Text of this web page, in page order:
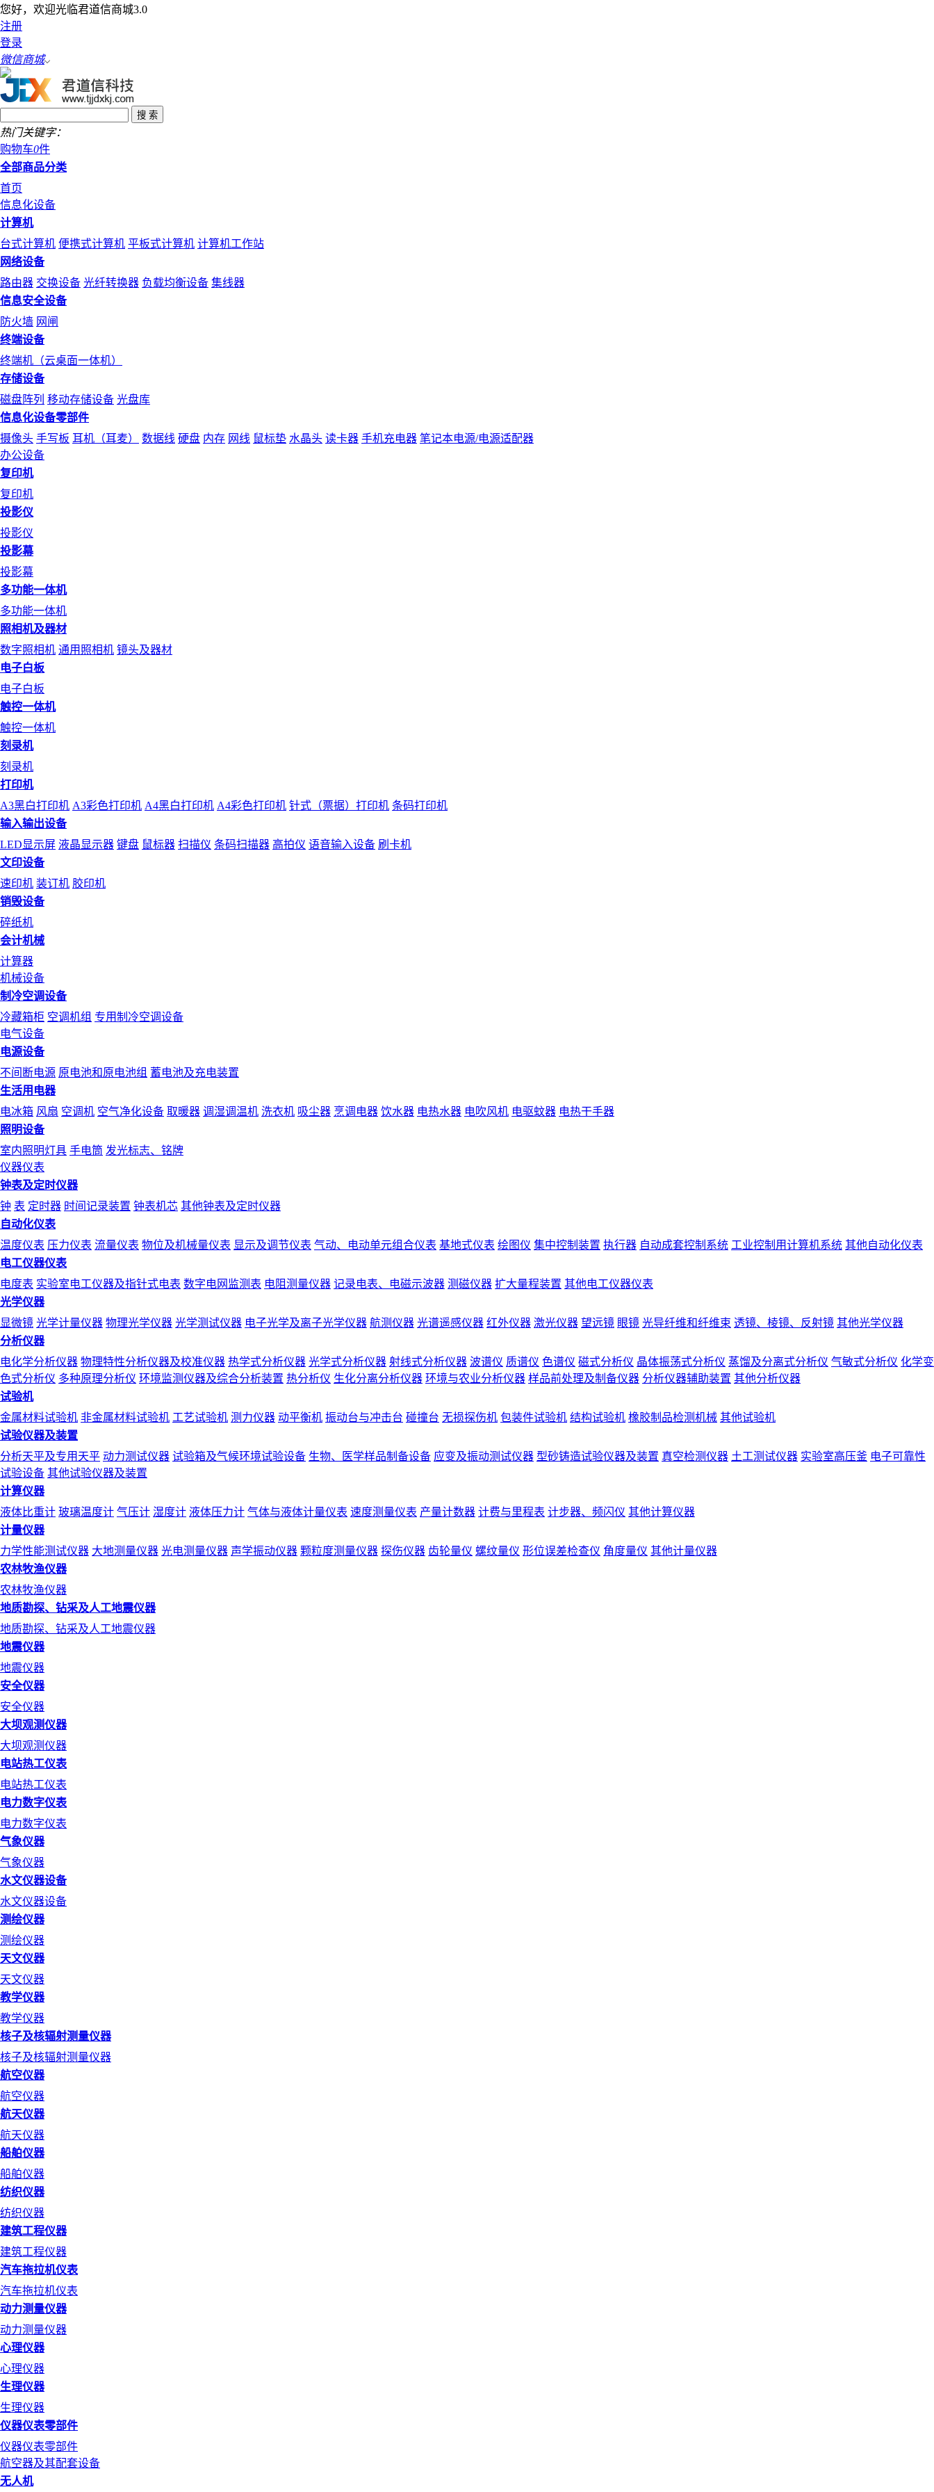
您好，欢迎光临君道信商城3.0
注册
登录
微信商城
热门关键字：
购物车0件
全部商品分类
首页
信息化设备
计算机
台式计算机 便携式计算机 平板式计算机 计算机工作站
网络设备
路由器 交换设备 光纤转换器 负载均衡设备 集线器
信息安全设备
防火墙 网闸
终端设备
终端机（云桌面一体机）
存储设备
磁盘阵列 移动存储设备 光盘库
信息化设备零部件
摄像头 手写板 耳机（耳麦） 数据线 硬盘 内存 网线 鼠标垫 水晶头 读卡器 手机充电器 笔记本电源/电源适配器
办公设备
复印机
复印机
投影仪
投影仪
投影幕
投影幕
多功能一体机
多功能一体机
照相机及器材
数字照相机 通用照相机 镜头及器材
电子白板
电子白板
触控一体机
触控一体机
刻录机
刻录机
打印机
A3黑白打印机 A3彩色打印机 A4黑白打印机 A4彩色打印机 针式（票据）打印机 条码打印机
输入输出设备
LED显示屏 液晶显示器 键盘 鼠标器 扫描仪 条码扫描器 高拍仪 语音输入设备 刷卡机
文印设备
速印机 装订机 胶印机
销毁设备
碎纸机
会计机械
计算器
机械设备
制冷空调设备
冷藏箱柜 空调机组 专用制冷空调设备
电气设备
电源设备
不间断电源 原电池和原电池组 蓄电池及充电装置
生活用电器
电冰箱 风扇 空调机 空气净化设备 取暖器 调湿调温机 洗衣机 吸尘器 烹调电器 饮水器 电热水器 电吹风机 电驱蚊器 电热干手器
照明设备
室内照明灯具 手电筒 发光标志、铭牌
仪器仪表
钟表及定时仪器
钟 表 定时器 时间记录装置 钟表机芯 其他钟表及定时仪器
自动化仪表
温度仪表 压力仪表 流量仪表 物位及机械量仪表 显示及调节仪表 气动、电动单元组合仪表 基地式仪表 绘图仪 集中控制装置 执行器 自动成套控制系统 工业控制用计算机系统 其他自动化仪表
电工仪器仪表
电度表 实验室电工仪器及指针式电表 数字电网监测表 电阻测量仪器 记录电表、电磁示波器 测磁仪器 扩大量程装置 其他电工仪器仪表
光学仪器
显微镜 光学计量仪器 物理光学仪器 光学测试仪器 电子光学及离子光学仪器 航测仪器 光谱遥感仪器 红外仪器 激光仪器 望远镜 眼镜 光导纤维和纤维束 透镜、棱镜、反射镜 其他光学仪器
分析仪器
电化学分析仪器 物理特性分析仪器及校准仪器 热学式分析仪器 光学式分析仪器 射线式分析仪器 波谱仪 质谱仪 色谱仪 磁式分析仪 晶体振荡式分析仪 蒸馏及分离式分析仪 气敏式分析仪 化学变
色式分析仪 多种原理分析仪 环境监测仪器及综合分析装置 热分析仪 生化分离分析仪器 环境与农业分析仪器 样品前处理及制备仪器 分析仪器辅助装置 其他分析仪器
试验机
金属材料试验机 非金属材料试验机 工艺试验机 测力仪器 动平衡机 振动台与冲击台 碰撞台 无损探伤机 包装件试验机 结构试验机 橡胶制品检测机械 其他试验机
试验仪器及装置
分析天平及专用天平 动力测试仪器 试验箱及气候环境试验设备 生物、医学样品制备设备 应变及振动测试仪器 型砂铸造试验仪器及装置 真空检测仪器 土工测试仪器 实验室高压釜 电子可靠性
试验设备 其他试验仪器及装置
计算仪器
液体比重计 玻璃温度计 气压计 湿度计 液体压力计 气体与液体计量仪表 速度测量仪表 产量计数器 计费与里程表 计步器、频闪仪 其他计算仪器
计量仪器
力学性能测试仪器 大地测量仪器 光电测量仪器 声学振动仪器 颗粒度测量仪器 探伤仪器 齿轮量仪 螺纹量仪 形位误差检查仪 角度量仪 其他计量仪器
农林牧渔仪器
农林牧渔仪器
地质勘探、钻采及人工地震仪器
地质勘探、钻采及人工地震仪器
地震仪器
地震仪器
安全仪器
安全仪器
大坝观测仪器
大坝观测仪器
电站热工仪表
电站热工仪表
电力数字仪表
电力数字仪表
气象仪器
气象仪器
水文仪器设备
水文仪器设备
测绘仪器
测绘仪器
天文仪器
天文仪器
教学仪器
教学仪器
核子及核辐射测量仪器
核子及核辐射测量仪器
航空仪器
航空仪器
航天仪器
航天仪器
船舶仪器
船舶仪器
纺织仪器
纺织仪器
建筑工程仪器
建筑工程仪器
汽车拖拉机仪表
汽车拖拉机仪表
动力测量仪器
动力测量仪器
心理仪器
心理仪器
生理仪器
生理仪器
仪器仪表零部件
仪器仪表零部件
航空器及其配套设备
无人机